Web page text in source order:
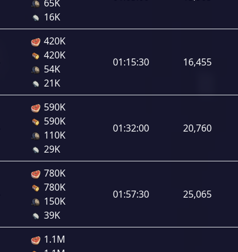
65K
16K
420K
420K
54K
21K
01:15:30 16,455
590K
590K
110K
29K
01:32:00 20,760
780K
780K
150K
39K
01:57:30 25,065
1.1M